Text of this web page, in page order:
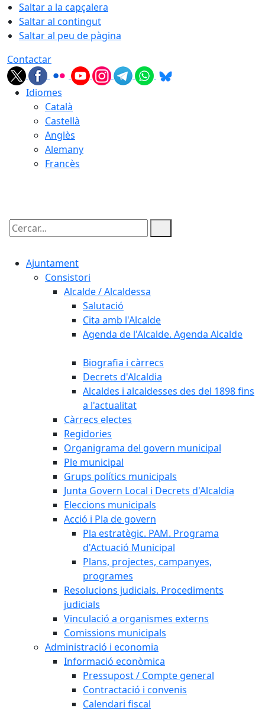
Saltar a la capçalera
Saltar al contingut
Saltar al peu de pàgina
Contactar
Idiomes
Català
Castellà
Anglès
Alemany
Francès
Cercar:
Ajuntament
Consistori
Alcalde / Alcaldessa
Salutació
Cita amb l'Alcalde
Agenda de l'Alcalde. Agenda Alcalde
Biografia i càrrecs
Decrets d'Alcaldia
Alcaldes i alcaldesses des del 1898 fins
a l'actualitat
Càrrecs electes
Regidories
Organigrama del govern municipal
Ple municipal
Grups polítics municipals
Junta Govern Local i Decrets d'Alcaldia
Eleccions municipals
Acció i Pla de govern
Pla estratègic. PAM. Programa
d'Actuació Municipal
Plans, projectes, campanyes,
programes
Resolucions judicials. Procediments
judicials
Vinculació a organismes externs
Comissions municipals
Administració i economia
Informació econòmica
Pressupost / Compte general
Contractació i convenis
Calendari fiscal